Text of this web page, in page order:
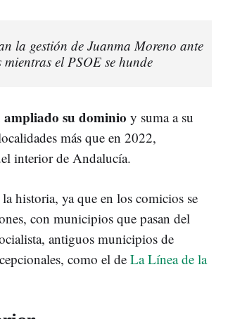
la gestión de Juanma Moreno ante
el PSOE se hunde
ampliado su dominio y suma a su
más que en 2022,
interior de Andalucía.
historia, ya que en los comicios se
con municipios que pasan del
antiguos municipios de
como el deLa Línea de la